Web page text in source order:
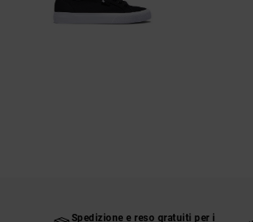
Spedizione e reso gratuiti per i